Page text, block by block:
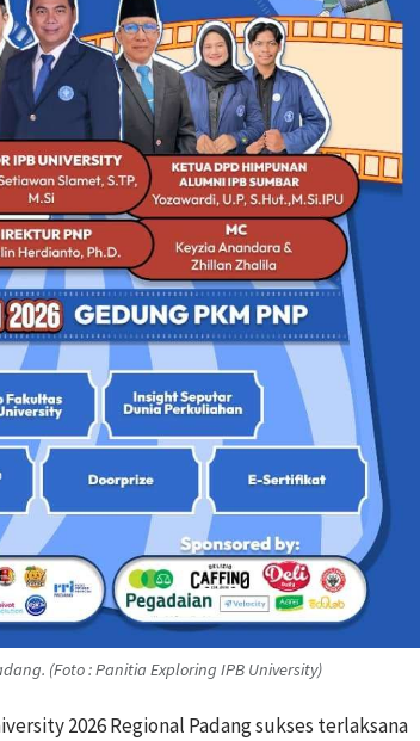
(Foto : Panitia Exploring IPB University)
2026 Regional Padang sukses terlaksana